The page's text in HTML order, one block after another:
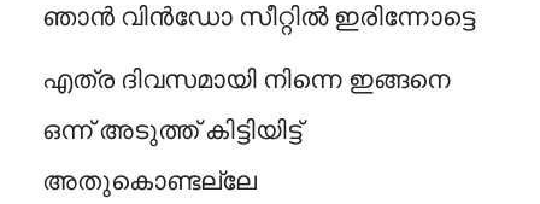
ഞാൻ വിൻഡോ സീറ്റിൽ ഇരിന്നോട്ടെ
എത്ര ദിവസമായി നിന്നെ ഇങ്ങനെ
ഒന്ന് അടുത്ത് കിട്ടിയിട്ട്
അതുകൊണ്ടല്ലേ